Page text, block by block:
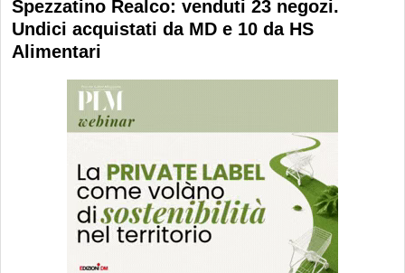
Spezzatino Realco: venduti 23 negozi.
Undici acquistati da MD e 10 da HS
Alimentari